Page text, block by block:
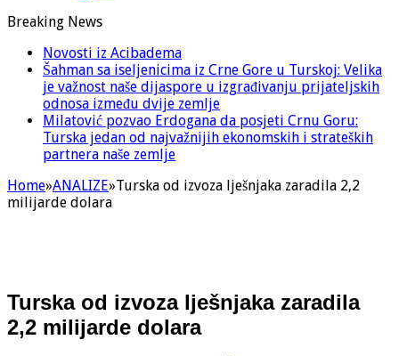
Breaking News
Novosti iz Acibadema
Šahman sa iseljenicima iz Crne Gore u Turskoj: Velika
je važnost naše dijaspore u izgrađivanju prijateljskih
odnosa između dvije zemlje
Milatović pozvao Erdogana da posjeti Crnu Goru:
Turska jedan od najvažnijih ekonomskih i strateških
partnera naše zemlje
Home»ANALIZE»Turska od izvoza lješnjaka zaradila 2,2
milijarde dolara
Turska od izvoza lješnjaka zaradila
2,2 milijarde dolara